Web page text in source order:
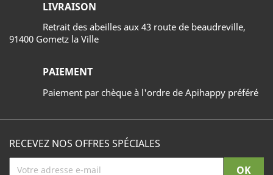
LIVRAISON
Retrait des abeilles aux 43 route de beaudreville,
91400 Gometz la Ville
PAIEMENT
Paiement par chèque à l'ordre de Apihappy préféré
RECEVEZ NOS OFFRES SPÉCIALES